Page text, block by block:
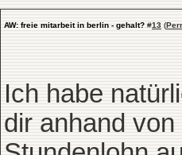
AW: freie mitarbeit in berlin - gehalt? #13 (
Ich habe
dir anhand